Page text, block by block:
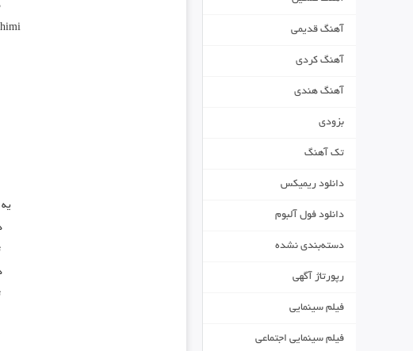
آهنگ قدیمی
آهنگ کردی
آهنگ هندی
بزودی
تک آهنگ
دانلود ریمیکس
دانلود فول آلبوم
دسته‌بندی نشده
رپورتاژ آگهی
فیلم سینمایی
فیلم سینمایی اجتماعی